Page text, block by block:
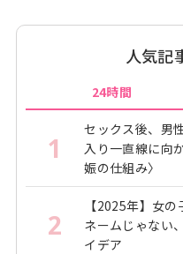
人気記
24時間
1
セックス後、男
入り一直線に向
娠の仕組み〉
2
【2025年】女
ネームじゃない
イデア